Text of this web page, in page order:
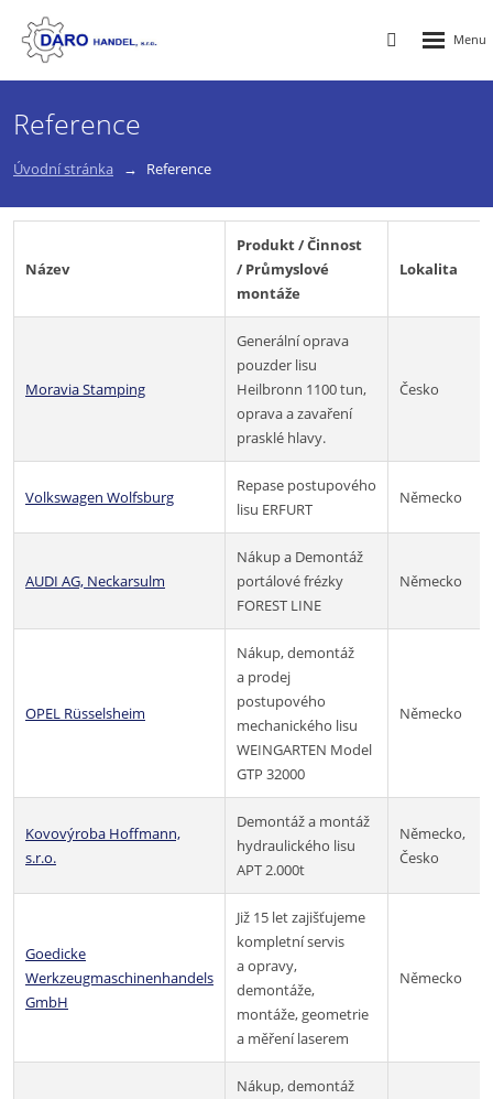
Vyhledávání
Reference
Úvodní stránka Reference
Název
Produkt / Činnost
/ Průmyslové
montáže
Lokalita
Moravia Stamping
Generální oprava
pouzder lisu
Heilbronn 1100 tun,
oprava a zavaření
prasklé hlavy.
Česko
Volkswagen Wolfsburg
Repase postupového
lisu ERFURT
Německo
AUDI AG, Neckarsulm
Nákup a Demontáž
portálové frézky
FOREST LINE
Německo
OPEL Rüsselsheim
Nákup, demontáž
a prodej
postupového
mechanického lisu
WEINGARTEN Model
GTP 32000
Německo
Kovovýroba Hoffmann,
s.r.o.
Demontáž a montáž
hydraulického lisu
APT 2.000t
Německo,
Česko
Goedicke
Werkzeugmaschinenhandels
GmbH
Již 15 let zajišťujeme
kompletní servis
a opravy,
demontáže,
montáže, geometrie
a měření laserem
Německo
Nákup, demontáž